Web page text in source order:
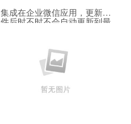
集成在企业微信应用，更新文
件后时不时不会自动更新到最